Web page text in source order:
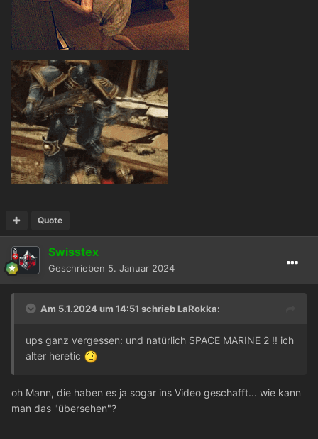
Quote
Swisstex
Geschrieben 5. Januar 2024
Am 5.1.2024 um 14:51 schriebLaRokka:
ups ganz vergessen: und natürlich SPACE MARINE 2 !! ich
alter heretic
oh Mann, die haben es ja sogar ins Video geschafft... wie kann
man das "übersehen"?